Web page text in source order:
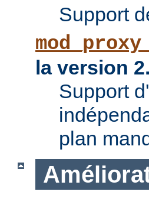
Support
la version
Support
plan